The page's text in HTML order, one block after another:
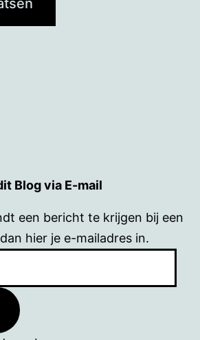
Blog via E-mail
een bericht te krijgen bij een
hier je e-mailadres in.